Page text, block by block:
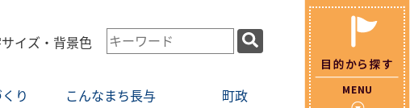
イズ・背景色
検
索
ー
り こんなまち長与 町政